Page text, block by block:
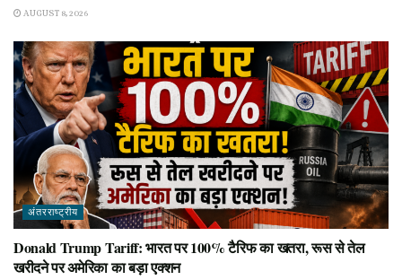
AUGUST 8, 2026
अंतरराष्ट्रीय
Donald Trump Tariff: भारत पर 100% टैरिफ का खतरा, रूस से तेल
खरीदने पर अमेरिका का बड़ा एक्शन